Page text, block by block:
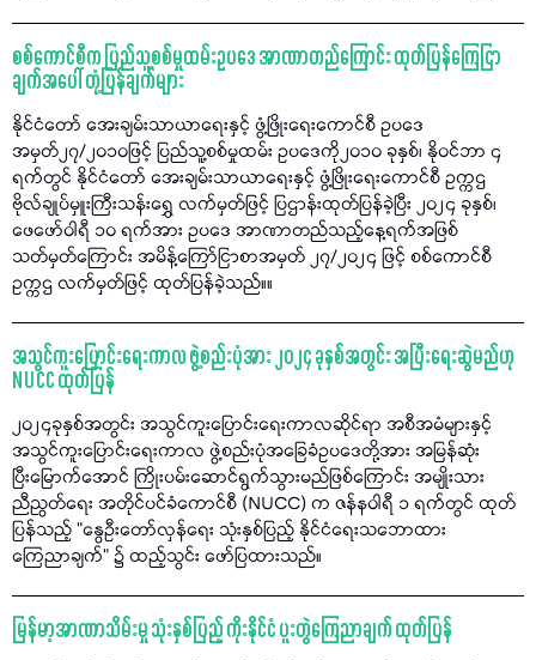
စစ်ကောင်စီက ပြည်သူ့စစ်မှုထမ်းဥပဒေ အာဏာတည်ကြောင်း ထုတ်ပြန်ကြေငြာ
ချက်အပေါ် တုံ့ပြန်ချက်များ
နိုင်ငံတော် အေးချမ်းသာယာရေးနှင့် ဖွံ့ဖြိုးရေးကောင်စီ ဥပဒေ
အမှတ်၂၇/၂၀၁၀ဖြင့် ပြည်သူ့စစ်မှုထမ်း ဥပဒေကို၂၀၁၀ ခုနှစ်၊ နိုဝင်ဘာ ၄
ရက်တွင် နိုင်ငံတော် အေးချမ်းသာယာရေးနှင့် ဖွံ့ဖြိုးရေးကောင်စီ ဥက္ကဌ
ဗိုလ်ချုပ်မှူးကြီးသန်းရွှေ လက်မှတ်ဖြင့် ပြဌာန်းထုတ်ပြန်ခဲ့ပြီး ၂၀၂၄ ခုနှစ်၊
ဖေဖော်ဝါရီ ၁၀ ရက်အား ဥပဒေ အာဏာတည်သည့်နေ့ရက်အဖြစ်
သတ်မှတ်ကြောင်း အမိန့်ကြော်ငြာစာအမှတ် ၂၇/၂၀၂၄ ဖြင့် စစ်ကောင်စီ
ဥက္ကဌ လက်မှတ်ဖြင့် ထုတ်ပြန်ခဲ့သည်။။
အသွင်ကူးပြောင်းရေးကာလ ဖွဲ့စည်းပုံအား ၂၀၂၄ ခုနှစ်အတွင်း အပြီးရေးဆွဲမည်ဟု
NUCC ထုတ်ပြန်
၂၀၂၄ခုနှစ်အတွင်း အသွင်ကူးပြောင်းရေးကာလဆိုင်ရာ အစီအမံများနှင့်
အသွင်ကူးပြောင်းရေးကာလ ဖွဲ့စည်းပုံအခြေခံဥပဒေတို့အား အမြန်ဆုံး
ပြီးမြောက်အောင် ကြိုးပမ်းဆောင်ရွက်သွားမည်ဖြစ်ကြောင်း အမျိုးသား
ညီညွတ်ရေး အတိုင်ပင်ခံကောင်စီ (NUCC) က ဇန်နဝါရီ ၁ ရက်တွင် ထုတ်
ပြန်သည့် "နွေဦးတော်လှန်ရေး သုံးနှစ်ပြည့် နိုင်ငံရေးသဘောထား
ကြေညာချက်" ၌ ထည့်သွင်း ဖော်ပြထားသည်။
မြန်မာ့အာဏာသိမ်းမှု သုံးနှစ်ပြည့် ကိုးနိုင်ငံ ပူးတွဲကြေညာချက် ထုတ်ပြန်